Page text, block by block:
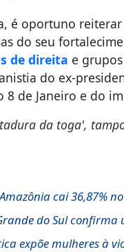
é oportuno
do seu
de direita e
do ex-
8 de Janeiro e do
da toga',
cai 36,87%
do Sul
expõe mulheres à